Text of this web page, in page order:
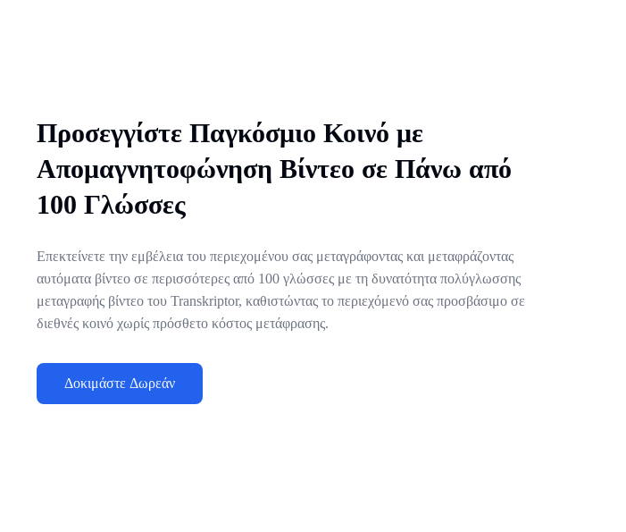
Προσεγγίστε Παγκόσμιο Κοινό με
Απομαγνητοφώνηση Βίντεο σε Πάνω από
100 Γλώσσες
Επεκτείνετε την εμβέλεια του περιεχομένου σας μεταγράφοντας και μεταφράζοντας
αυτόματα βίντεο σε περισσότερες από 100 γλώσσες με τη δυνατότητα πολύγλωσσης
μεταγραφής βίντεο του Transkriptor, καθιστώντας το περιεχόμενό σας προσβάσιμο σε
διεθνές κοινό χωρίς πρόσθετο κόστος μετάφρασης.
Δοκιμάστε Δωρεάν